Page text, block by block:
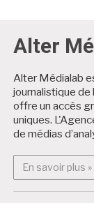
Alter
Alter Médialab
journalistique
offre un accès
uniques.
de médias
En savoir plus »